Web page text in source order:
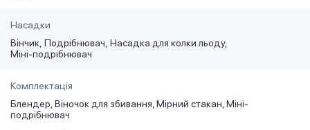
Насадки
Вінчик Подрібнювач Насадка для колки льоду
Міні-подрібнювач
Комплектація
Блендер, Віночок для збивання, Мірний стакан, Міні-
подрібнювач